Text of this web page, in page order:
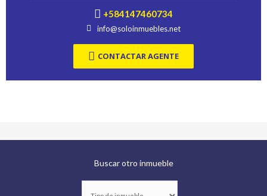
+584147460734
info@soloinmuebles.net
CONTACTAR AGENTE
Buscar otro inmueble